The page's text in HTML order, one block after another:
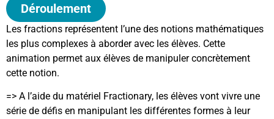
Déroulement
Les fractions représentent l’une des notions mathématiques
les plus complexes à aborder avec les élèves. Cette
animation permet aux élèves de manipuler concrètement
cette notion.
=> A l’aide du matériel Fractionary, les élèves vont vivre une
série de défis en manipulant les différentes formes à leur